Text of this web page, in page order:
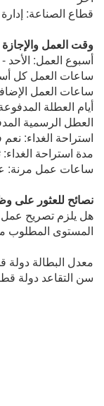
قطاع الصناعة: إدارة
وقت العمل
أسبوع العمل: الأحد
ساعات العمل كل أسبوع: ٤٠ (٦
ساعات العمل
أيام العطلة المدفوعة: ١٥ (قد يكون العقد
العطل الرسمية
استراحة الغداء: نعم
مدة استراحة الغداء:
ساعات عمل مرنة:
نصائح للعثور على
هل يلزم تصريح
المستوى المطلوب
معدل البطالة دولة قطر
سن التقاعد دولة قطر -